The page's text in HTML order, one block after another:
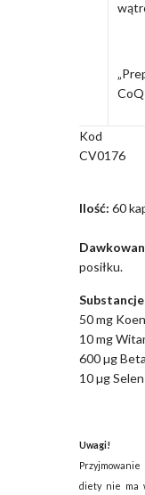
Kod
CV0176
Ilość: 60
posiłku.
50 mg
10 mg
600 µg
10 µg
Uwagi!
diety nie ma